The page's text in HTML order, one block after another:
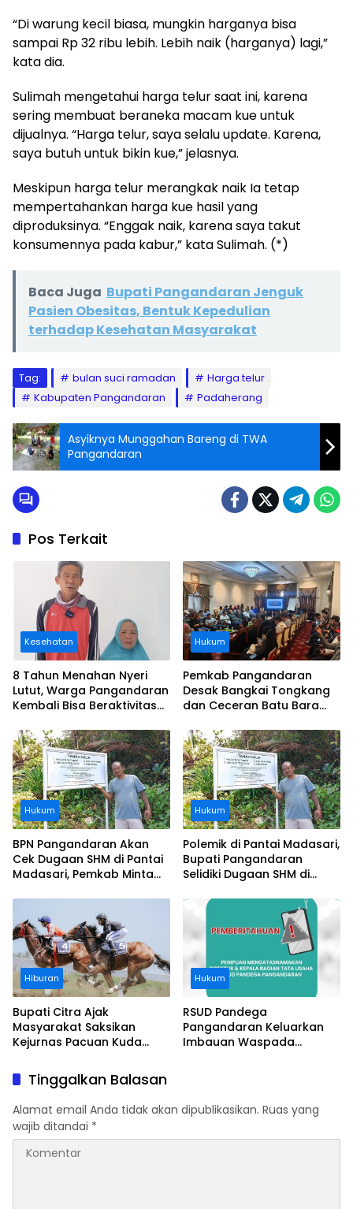
“Di warung kecil biasa, mungkin harganya bisa
sampai Rp 32 ribu lebih. Lebih naik (harganya) lagi,”
kata dia.
Sulimah mengetahui harga telur saat ini, karena
sering membuat beraneka macam kue untuk
dijualnya. “Harga telur, saya selalu update. Karena,
saya butuh untuk bikin kue,” jelasnya.
Meskipun harga telur merangkak naik Ia tetap
mempertahankan harga kue hasil yang
diproduksinya. “Enggak naik, karena saya takut
konsumennya pada kabur,” kata Sulimah. (*)
Baca Juga Bupati Pangandaran Jenguk
Pasien Obesitas, Bentuk Kepedulian
terhadap Kesehatan Masyarakat
Tag: bulan suci ramadan
Harga telur
Kabupaten Pangandaran
Padaherang
Asyiknya Munggahan Bareng di TWA
Pangandaran
Pos Terkait
Kesehatan
8 Tahun Menahan Nyeri
Lutut, Warga Pangandaran
Kembali Bisa Beraktivitas
Ditanggung BPJS
Hukum
Pemkab Pangandaran
Desak Bangkai Tongkang
dan Ceceran Batu Bara
Buruknya Koordinasi
Perusahaan
Hukum
BPN Pangandaran Akan
Cek Dugaan SHM di Pantai
Madasari, Pemkab Minta
Hukum
Polemik di Pantai Madasari,
Bupati Pangandaran
Selidiki Dugaan SHM di
Pantai
Hiburan
Bupati Citra Ajak
Masyarakat Saksikan
Kejurnas Pacuan Kuda
Legokjawa
Hukum
RSUD Pandega
Pangandaran Keluarkan
Imbauan Waspada
Tinggalkan Balasan
Alamat email Anda tidak akan dipublikasikan. Ruas yang
wajib ditandai *